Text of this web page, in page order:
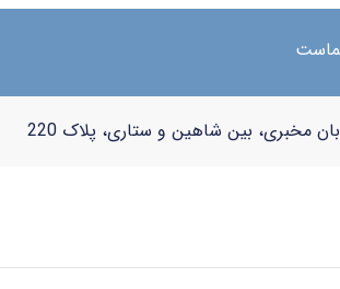
مخبری، بین شاهین و ستاری، پلاک 220